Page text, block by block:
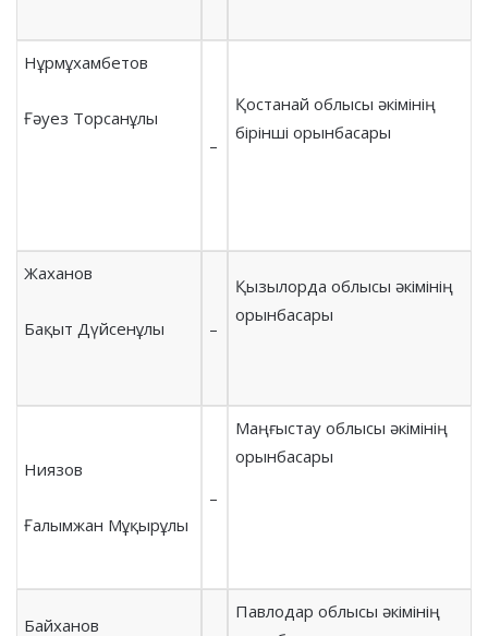
Нұрмұхамбетов
Ғәуез Торсанұлы
–
Қостанай облысы әкімінің
бірінші орынбасары
Жаханов
Бақыт Дүйсенұлы –
Қызылорда облысы әкімінің
орынбасары
Ниязов
Ғалымжан Мұқырұлы
–
Маңғыстау облысы әкімінің
орынбасары
Байханов
Павлодар облысы әкімінің